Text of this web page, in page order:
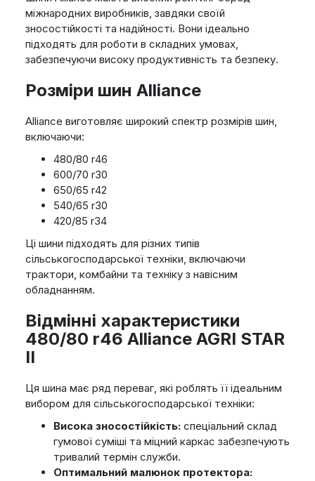
міжнародних виробників, завдяки своїй
зносостійкості та надійності. Вони ідеально
підходять для роботи в складних умовах,
забезпечуючи високу продуктивність та безпеку.
Розміри шин Alliance
Alliance виготовляє широкий спектр розмірів шин,
включаючи:
480/80 r46
600/70 r30
650/65 r42
540/65 r30
420/85 r34
Ці шини підходять для різних типів
сільськогосподарської техніки, включаючи
трактори, комбайни та техніку з навісним
обладнанням.
Відмінні характеристики
480/80 r46 Alliance AGRI STAR
II
Ця шина має ряд переваг, які роблять її ідеальним
вибором для сільськогосподарської техніки:
Висока зносостійкість:спеціальний склад
гумової суміші та міцний каркас забезпечують
тривалий термін служби.
Оптимальний малюнок протектора: